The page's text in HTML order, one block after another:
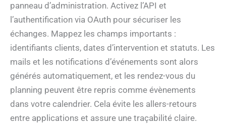
panneau d’administration. Activez l’API et
l’authentification via OAuth pour sécuriser les
échanges. Mappez les champs importants :
identifiants clients, dates d’intervention et statuts. Les
mails et les notifications d’événements sont alors
générés automatiquement, et les rendez-vous du
planning peuvent être repris comme évènements
dans votre calendrier. Cela évite les allers-retours
entre applications et assure une traçabilité claire.